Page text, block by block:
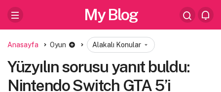
My Blog
Anasayfa Oyun Alakalı Konular
Yüzyılın sorusu yanıt buldu:
Nintendo Switch GTA 5’i